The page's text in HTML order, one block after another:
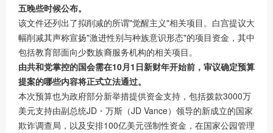
五晚些时候公布。
该文件还列出了拟削减的所谓"觉醒主义"相关项目。白宫提议大
幅削减其声称宣扬"激进性别与种族意识形态"的项目资金，其中
包括教育部面向少数族裔服务机构的相关项目。
由共和党掌控的国会需在10月1日新财年开始前，审议确定预算
提案的哪些内容将正式立法通过。
本次预算也为政府部分新举措提供资金支持，包括拨款3000万
美元支持由副总统JD・万斯（JD Vance）领导的新成立的国家
欺诈调查局，以及安排100亿美元强制性资金，在国家公园管理